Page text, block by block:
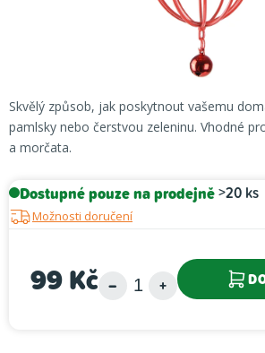
Skvělý způsob, jak poskytnout vašemu
pamlsky nebo čerstvou zeleninu. Vhodné
a morčata.
Dostupné pouze na prodejně>20 ks
Možnosti doručení
99 Kč